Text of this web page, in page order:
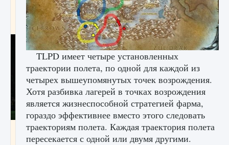
игре Creatures of Ava
9 августа 2024 1 164 0 0
Как исправить ошибку EA FC 25 beta,
которая не работает
TLPD имеет четыре установленных
траектории полета, по одной для каждой из
четырех вышеупомянутых точек возрождения.
Хотя разбивка лагерей в точках возрождения
является жизнеспособной стратегией фарма,
гораздо эффективнее вместо этого следовать
траекториям полета. Каждая траектория полета
пересекается с одной или двумя другими.